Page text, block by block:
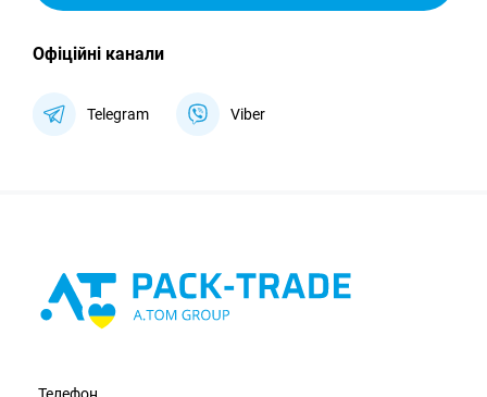
Офіційні канали
Telegram Viber
Телефон